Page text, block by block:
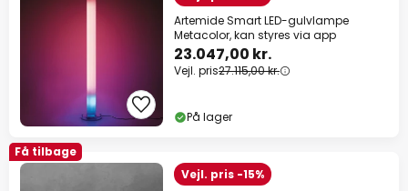
Artemide Smart LED-gulvlampe
Metacolor, kan styres via app
23.047,00 kr.
Vejl. pris27.115,00 kr.
På lager
Få tilbage
Vejl. pris -15%